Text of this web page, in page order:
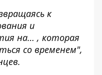
к
и
на… , которая
со временем",